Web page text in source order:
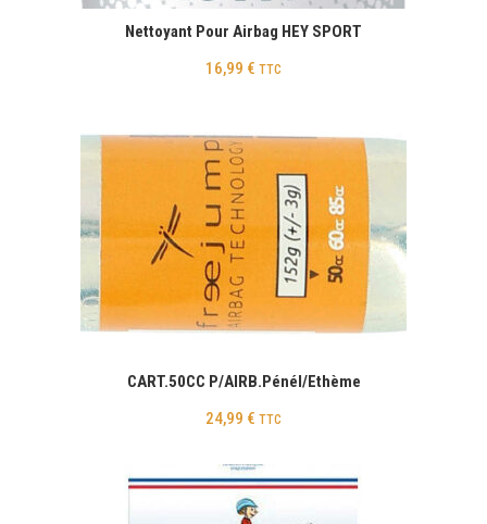
Nettoyant Pour Airbag HEY SPORT
16,99 € TTC
CART.50CC P/AIRB.Pénél/Ethème
24,99 € TTC